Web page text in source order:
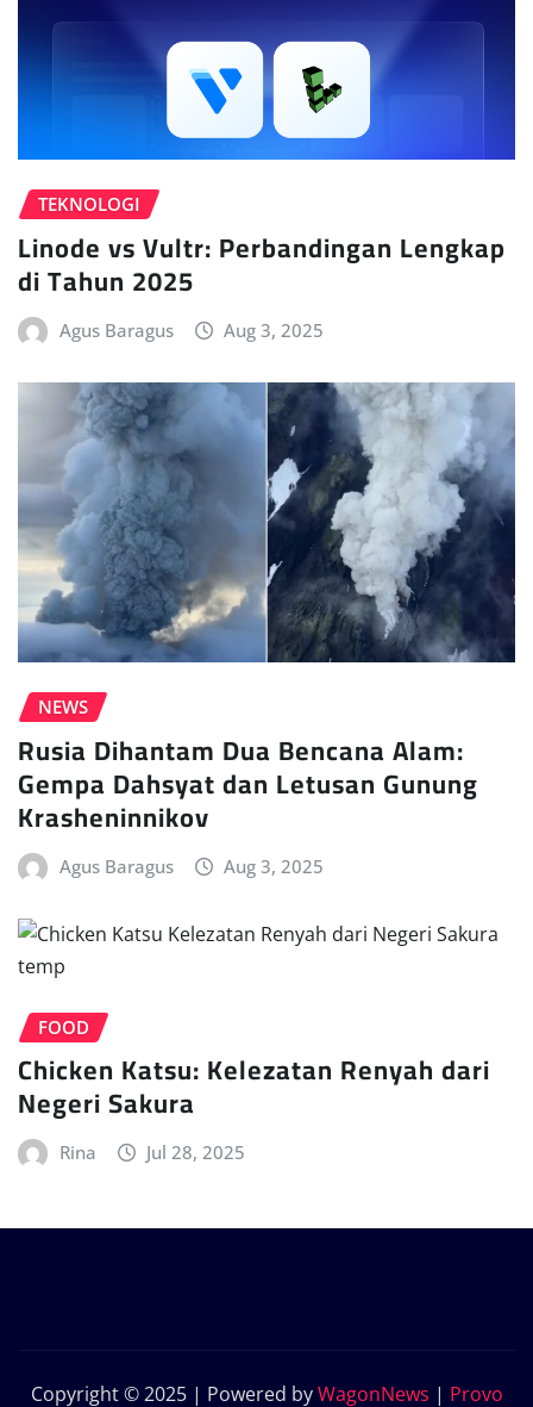
TEKNOLOGI
Linode vs Vultr: Perbandingan Lengkap
di Tahun 2025
Agus Baragus Aug 3, 2025
NEWS
Rusia Dihantam Dua Bencana Alam:
Gempa Dahsyat dan Letusan Gunung
Krasheninnikov
Agus Baragus Aug 3, 2025
FOOD
Chicken Katsu: Kelezatan Renyah dari
Negeri Sakura
Rina Jul 28, 2025
Copyright © 2025 | Powered byWagonNews | Provo